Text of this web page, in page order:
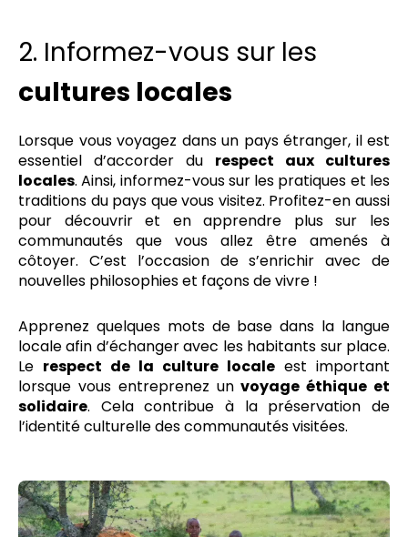
2. Informez-vous sur les
cultures locales
Lorsque vous voyagez dans un pays étranger, il est
essentiel d’accorder du respect aux cultures
locales. Ainsi, informez-vous sur les pratiques et les
traditions du pays que vous visitez. Profitez-en aussi
pour découvrir et en apprendre plus sur les
communautés que vous allez être amenés à
côtoyer. C’est l’occasion de s’enrichir avec de
nouvelles philosophies et façons de vivre !
Apprenez quelques mots de base dans la langue
locale afin d’échanger avec les habitants sur place.
Le respect de la culture locale est important
lorsque vous entreprenez un voyage éthique et
solidaire. Cela contribue à la préservation de
l’identité culturelle des communautés visitées.